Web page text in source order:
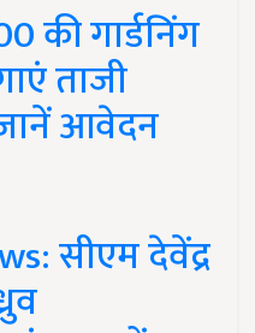
की गार्डनिंग
ताजी
आवेदन
सीएम देवेंद्र